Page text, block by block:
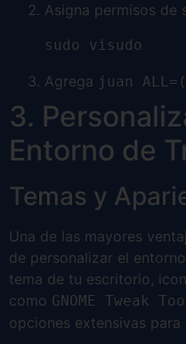
Asigna permisos de
sudo visudo
Agrega juan
3.
Entorno de
Temas y
Una de las mayores
de personalizar el
tema de tu escritorio,
como GNOME Tweak
opciones extensivas